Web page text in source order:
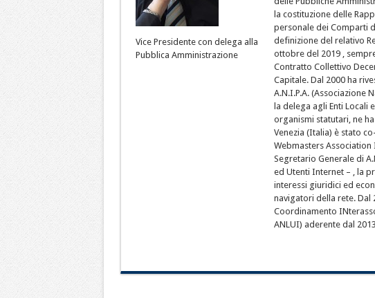
Vice Presidente con delega alla
Pubblica Amministrazione
la costituzione delle
personale dei Comparti
definizione del relativo
ottobre del 2019 ,
Contratto Collettivo
Capitale. Dal 2000 ha
A.N.I.P.A. (Associazione
la delega agli Enti Locali
organismi statutari, ne
Venezia (Italia) è stato
Webmasters
Segretario Generale di
ed Utenti Internet – , la
interessi giuridici ed
navigatori della rete. Dal
Coordinamento
ANLUI) aderente dal